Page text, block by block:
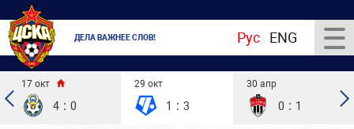
ДЕЛА ВАЖНЕЕ СЛОВ! Рус ENG
17 окт
4 : 0
29 окт
1 : 3
30 апр
0 : 1